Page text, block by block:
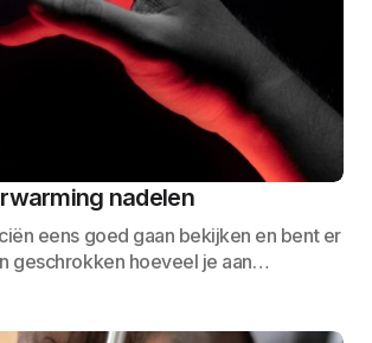
nadelen
eens goed gaan bekijken en bent er
geschrokken hoeveel je aan…